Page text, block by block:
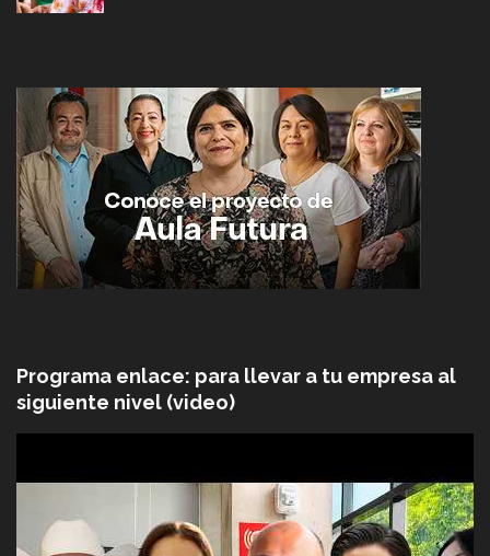
Programa enlace: para llevar a tu empresa al
siguiente nivel (video)